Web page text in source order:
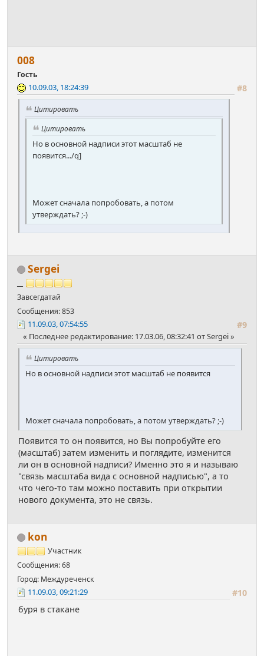
008
Гость
#8
10.09.03, 18:24:39
Цитировать
Цитировать
Но в основной надписи этот масштаб не
появится.../q]
Может сначала попробовать, а потом
утверждать? ;-)
Sergei
Завсегдатай
Сообщения: 853
#9
11.09.03, 07:54:55
Последнее редактирование: 17.03.06, 08:32:41 от Sergei
Цитировать
Но в основной надписи этот масштаб не появится
Может сначала попробовать, а потом утверждать? ;-)
Появится то он появится, но Вы попробуйте его
(масштаб) затем изменить и поглядите, изменится
ли он в основной надписи? Именно это я и называю
"связь масштаба вида с основной надписью", а то
что чего-то там можно поставить при открытии
нового документа, это не связь.
kon
Участник
Сообщения: 68
Город: Междуреченск
#10
11.09.03, 09:21:29
буря в стакане